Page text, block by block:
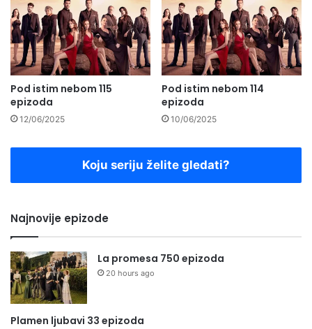
Pod istim nebom 115
epizoda
12/06/2025
Pod istim nebom 114
epizoda
10/06/2025
Koju seriju želite gledati?
Najnovije epizode
La promesa 750 epizoda
20 hours ago
Plamen ljubavi 33 epizoda